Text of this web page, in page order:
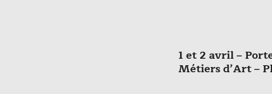
1 et 2 avril–
Métiers d’Art –